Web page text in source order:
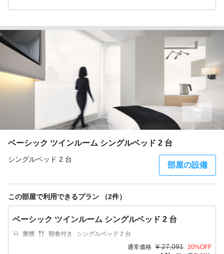
ベーシック ツインルーム シングルベッド 2 台
シングルベッド 2 台
部屋の設備
7枚
この部屋で利用できるプラン （2件）
ベーシック ツインルーム シングルベッド 2 台
禁煙 朝食付き
シングルベッド 2 台
通常価格 ¥ 27,091 20%OFF